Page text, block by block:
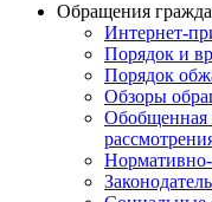
Обращения
Интернет-
Порядок и
Порядок
Обзоры
Обобщенная
Нормативно-